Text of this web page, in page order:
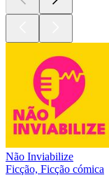
Não Inviabilize
Ficção, Ficção cómica